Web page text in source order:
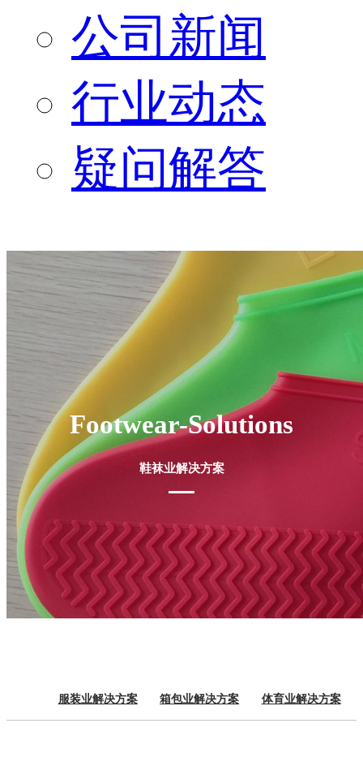
公司新闻
行业动态
疑问解答
Footwear-Solutions
鞋袜业解决方案
服装业解决方案 箱包业解决方案 体育业解决方案